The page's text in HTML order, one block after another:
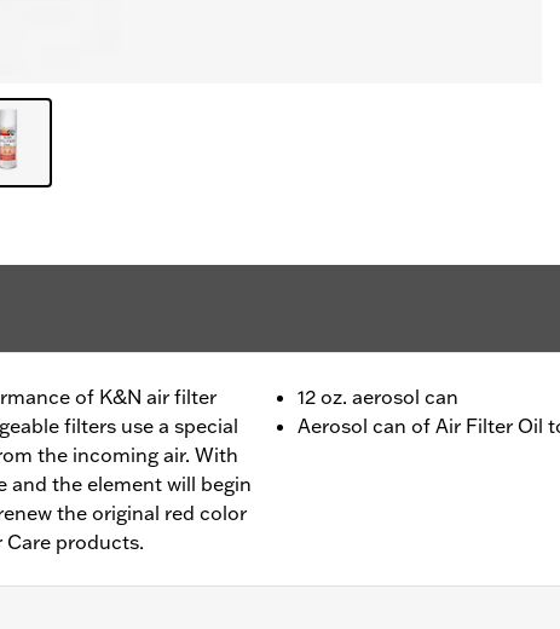
of K&N air filter
filters use a special
the incoming air. With
and the element will begin
the original red color
products.
12 oz. aerosol can
Aerosol can of Air Filter Oil